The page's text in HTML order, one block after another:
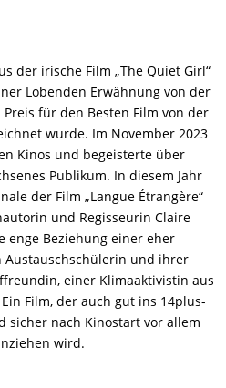
der irische Film „The Quiet Girl“
Lobenden Erwähnung von der
für den Besten Film von der
wurde. Im November 2023
Kinos und begeisterte über
Publikum. In diesem Jahr
der Film „Langue Étrangère“
und Regisseurin Claire
enge Beziehung einer eher
Austauschschülerin und ihrer
einer Klimaaktivistin aus
Film, der auch gut ins 14plus-
sicher nach Kinostart vor allem
wird.